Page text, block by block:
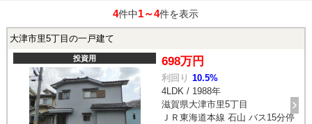
4件中1～4件を表示
大津市里5丁目の一戸建て
投資用 698万円
利回り 10.5%
4LDK / 1988年
滋賀県大津市里5丁目
ＪＲ東海道本線 石山 バス15分停